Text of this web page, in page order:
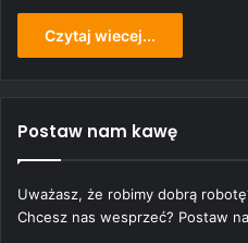
Czytaj wiecej...
Postaw nam kawę
Uważasz, że robimy dobrą
Chcesz nas wesprzeć? Postaw